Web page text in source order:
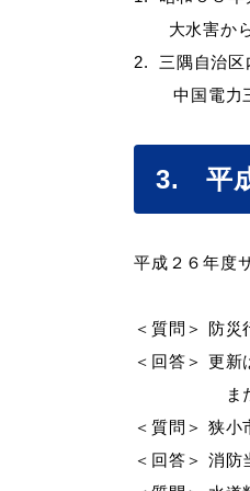
大水害から
2.
三隅自治区
中国電力三
3. 平
平成２６年度
＜質問＞ 防
＜回答＞ 更新
また、高
＜質問＞ 狭小
＜回答＞ 消